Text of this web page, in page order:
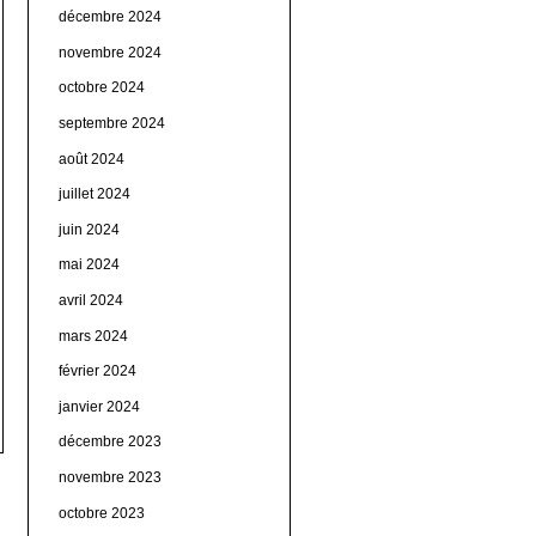
décembre 2024
novembre 2024
octobre 2024
septembre 2024
août 2024
juillet 2024
juin 2024
mai 2024
avril 2024
mars 2024
février 2024
janvier 2024
décembre 2023
novembre 2023
octobre 2023